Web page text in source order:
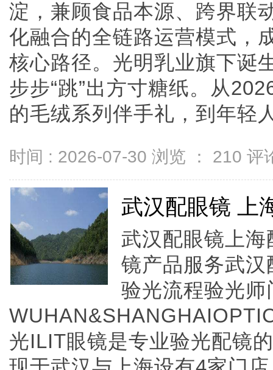
淀，兼顾食品本源、跨界联
化融合的全链路运营模式，
核心路径。光明乳业旗下诞
步步“跳”出方寸糖纸。从
的毛绒系列伴手礼，到年轻
时间 : 2026-07-30 浏览 ： 210 评
武汉配眼镜 上
武汉配眼镜上
镜产品服务武
验光流程验光
光ILIT眼镜是专业验光配镜